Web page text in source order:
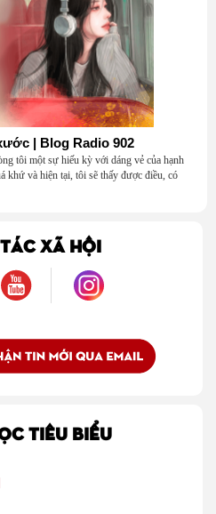
| Blog Radio 902
tôi một sự hiếu kỳ với dáng vẻ của hạnh
khứ và hiện tại, tôi sẽ thấy được điều, có
XÃ HỘI
TIÊU BIỂU